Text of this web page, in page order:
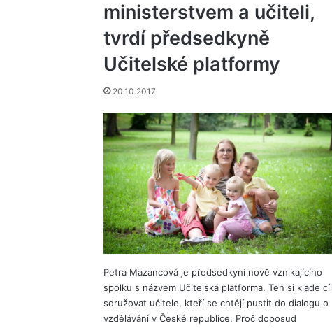
ministerstvem a učiteli,
tvrdí předsedkyně
Učitelské platformy
20.10.2017
Petra Mazancová je předsedkyní nově vznikajícího
spolku s názvem Učitelská platforma. Ten si klade cíl
sdružovat učitele, kteří se chtějí pustit do dialogu o
vzdělávání v České republice. Proč doposud